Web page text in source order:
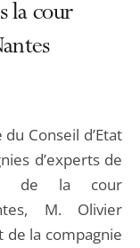
la cour
Conseil d’Etat
d’experts de
de la cour
M. Olivier
de la compagnie